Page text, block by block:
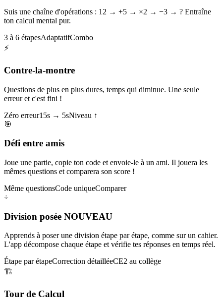
Suis une chaîne d'opérations : 12 → +5 → ×2 → −3 → ? Entraîne
ton calcul mental pur.
3 à 6 étapesAdaptatifCombo
⚡
Contre-la-montre
Questions de plus en plus dures, temps qui diminue. Une seule
erreur et c'est fini !
Zéro erreur15s → 5sNiveau ↑
🎯
Défi entre amis
Joue une partie, copie ton code et envoie-le à un ami. Il jouera les
mêmes questions et comparera son score !
Même questionsCode uniqueComparer
÷
Division posée NOUVEAU
Apprends à poser une division étape par étape, comme sur un cahier.
L'app décompose chaque étape et vérifie tes réponses en temps réel.
Étape par étapeCorrection détailléeCE2 au collège
🏗️
Tour de Calcul